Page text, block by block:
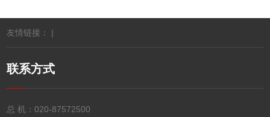
友情链接： |
联系方式
总 机：020-87572500